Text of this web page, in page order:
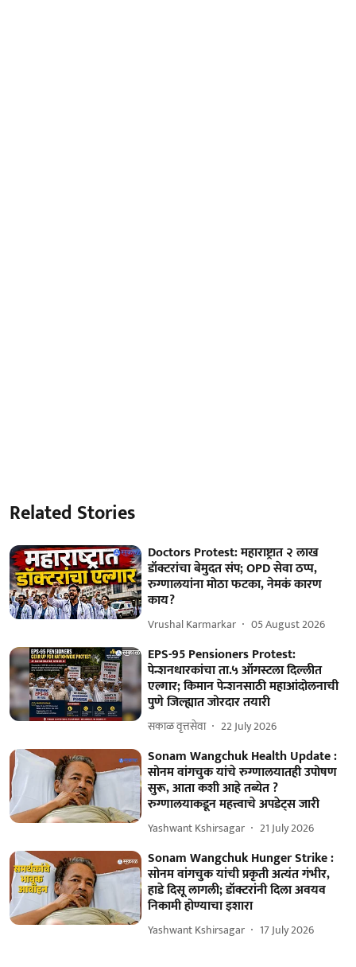
Related Stories
Doctors Protest: महाराष्ट्रात २ लाख
डॉक्टरांचा बेमुदत संप; OPD सेवा ठप्प,
रुग्णालयांना मोठा फटका, नेमकं कारण
काय?
Vrushal Karmarkar 05 August 2026
EPS-95 Pensioners Protest:
पेन्शनधारकांचा ता.५ ऑगस्टला दिल्लीत
एल्गार; किमान पेन्शनसाठी महाआंदोलनाची
पुणे जिल्ह्यात जोरदार तयारी
सकाळ वृत्तसेवा 22 July 2026
Sonam Wangchuk Health Update :
सोनम वांगचुक यांचे रुग्णालयातही उपोषण
सुरू, आता कशी आहे तब्येत ?
रुग्णालयाकडून महत्त्वाचे अपडेट्स जारी
Yashwant Kshirsagar 21 July 2026
Sonam Wangchuk Hunger Strike :
सोनम वांगचुक यांची प्रकृती अत्यंत गंभीर,
हाडे दिसू लागली; डॉक्टरांनी दिला अवयव
निकामी होण्याचा इशारा
Yashwant Kshirsagar 17 July 2026